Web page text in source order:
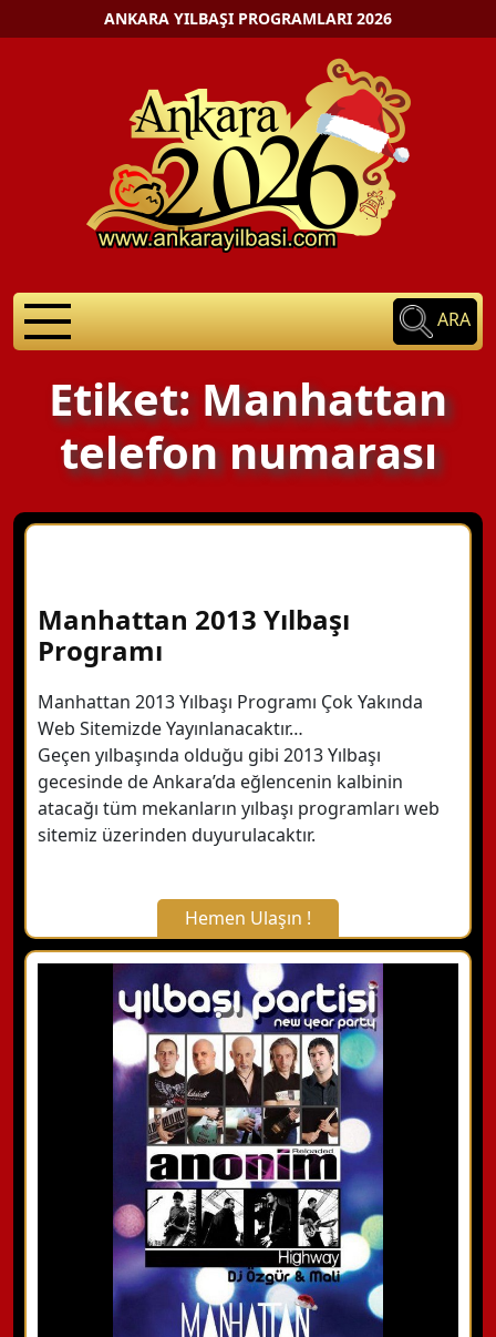
ANKARA YILBAŞI PROGRAMLARI 2026
ARA
Etiket: Manhattan
telefon numarası
Manhattan 2013 Yılbaşı
Programı
Manhattan 2013 Yılbaşı Programı Çok Yakında
Web Sitemizde Yayınlanacaktır…
Geçen yılbaşında olduğu gibi 2013 Yılbaşı
gecesinde de Ankara’da eğlencenin kalbinin
atacağı tüm mekanların yılbaşı programları web
sitemiz üzerinden duyurulacaktır.
Hemen Ulaşın !
X Kapat
WhatsApp ile Bilgi Alın
Hemen Arayın
Detaylı Bilgi Alın